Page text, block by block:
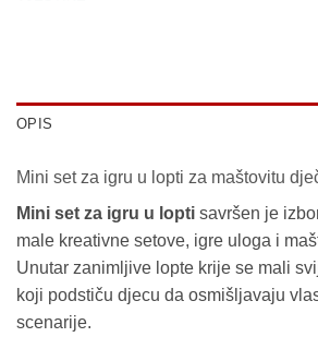
OPIS
Mini set za igru u lopti za maštovitu
Mini set za igru u lopti savršen je
male kreativne setove, igre uloga i
Unutar zanimljive lopte krije se mali
koji podstiču djecu da osmišljavaju
scenarije.